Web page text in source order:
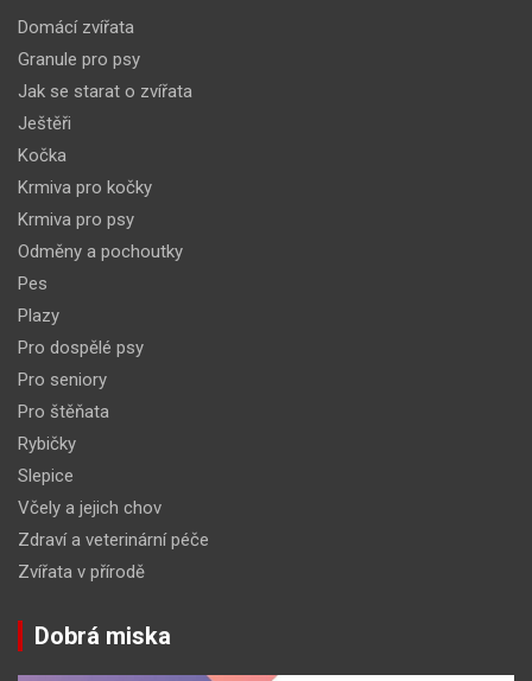
Domácí zvířata
Granule pro psy
Jak se starat o zvířata
Ještěři
Kočka
Krmiva pro kočky
Krmiva pro psy
Odměny a pochoutky
Pes
Plazy
Pro dospělé psy
Pro seniory
Pro štěňata
Rybičky
Slepice
Včely a jejich chov
Zdraví a veterinární péče
Zvířata v přírodě
Dobrá miska